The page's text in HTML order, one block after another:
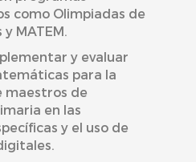
como Olimpiadas de
MATEM.
y evaluar
para la
maestros de
en las
y el uso de